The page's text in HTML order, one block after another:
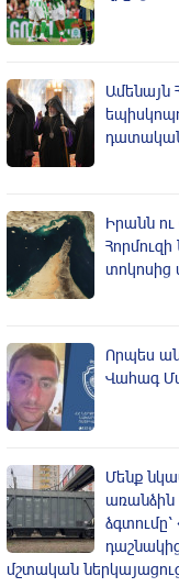
Ամենայն
Իրանն
տոկոսից
Որպես
Վահագ
Մենք
առանձին
մշտական